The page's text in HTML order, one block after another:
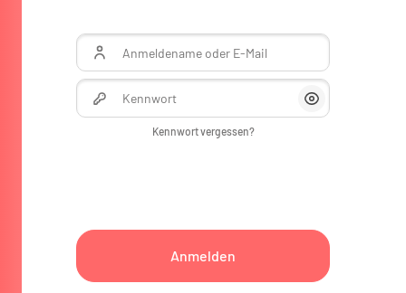
Anmeldename oder E-Mail
Kennwort
Anzeigen/
Kennwort vergessen?
Anmelden